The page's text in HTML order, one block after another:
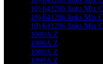
10) 641286 links Mix
10) 641286 links Mix
10) 641286 links Mix
1000A Z
1000A Z
1000A Z
1090A Z